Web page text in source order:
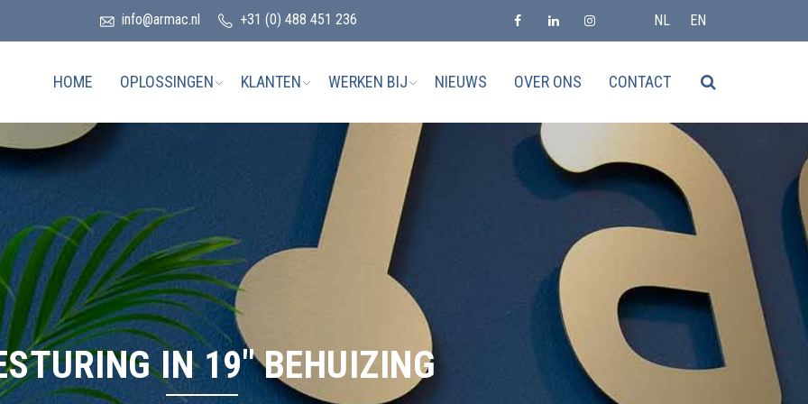
info@armac.nl +31 (0) 488 451 236 NL EN
HOME OPLOSSINGEN KLANTEN WERKEN BIJ NIEUWS OVER ONS CONTACT
IN 19″ BEHUIZING